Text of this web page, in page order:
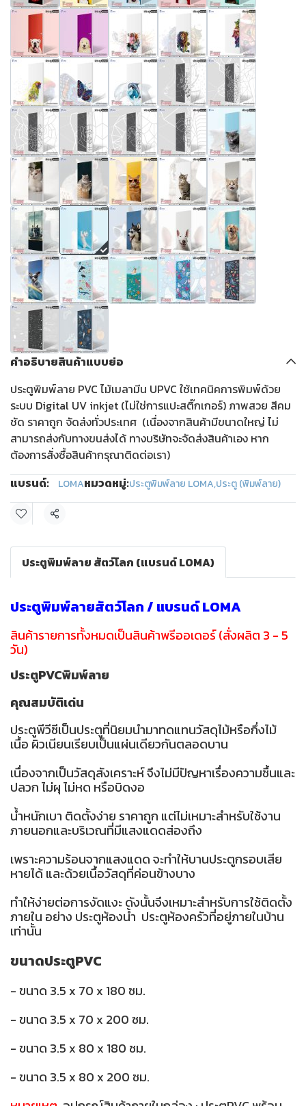
คำอธิบายสินค้าแบบย่อ
ประตูพิมพ์ลาย PVC ไม้เมลามีน UPVC ใช้เทคนิคการพิมพ์ด้วย
ระบบ Digital UV inkjet (ไม่ใช่การแปะสติ๊กเกอร์) ภาพสวย สีคม
ชัด ราคาถูก จัดส่งทั่วประเทศ (เนื่องจากสินค้ามีขนาดใหญ่ ไม่
สามารถส่งกับทางขนส่งได้ ทางบริษัทจะจัดส่งสินค้าเอง หาก
ต้องการสั่งซื้อสินค้ากรุณาติดต่อเรา)
แบรนด์:
LOMAหมวดหมู่:ประตูพิมพ์ลาย LOMA,ประตู (พิมพ์ลาย)
แชร์
ประตูพิมพ์ลาย สัตว์โลก (แบรนด์ LOMA)
ประตูพิมพ์ลายสัตว์โลก / แบรนด์ LOMA
สินค้ารายการทั้งหมดเป็นสินค้าพรีออเดอร์ (สั่งผลิต 3 - 5
วัน)
ประตูPVCพิมพ์ลาย
คุณสมบัติเด่น
ประตูพีวีซีเป็นประตูที่นิยมนำมาทดแทนวัสดุไม้หรือกึ่งไม้
เนื้อ ผิวเนียนเรียบเป็นแผ่นเดียวกันตลอดบาน
เนื่องจากเป็นวัสดุสังเคราะห์ จึงไม่มีปัญหาเรื่องความชื้นและ
ปลวก ไม่ผุ ไม่หด หรือบิดงอ
น้ำหนักเบา ติดตั้งง่าย ราคาถูก แต่ไม่เหมาะสำหรับใช้งาน
ภายนอกและบริเวณที่มีแสงแดดส่องถึง
เพราะความร้อนจากแสงแดด จะทำให้บานประตูกรอบเสีย
หายได้ และด้วยเนื้อวัสดุที่ค่อนข้างบาง
ทำให้ง่ายต่อการงัดแงะ ดังนั้นจึงเหมาะสำหรับการใช้ติดตั้ง
ภายใน อย่าง ประตูห้องน้ำ ประตูห้องครัวที่อยู่ภายในบ้าน
เท่านั้น
ขนาดประตูPVC
- ขนาด 3.5 x 70 x 180 ซม.
- ขนาด 3.5 x 70 x 200 ซม.
- ขนาด 3.5 x 80 x 180 ซม.
- ขนาด 3.5 x 80 x 200 ซม.